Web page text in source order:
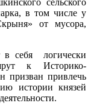
в том числе у
от мусора,
в себя логически
к Историко-
призван привлечь
истории князей